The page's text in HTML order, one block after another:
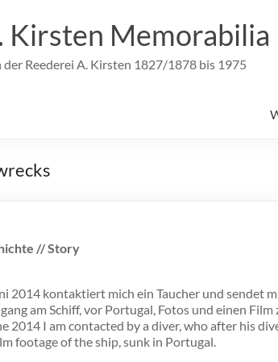
Kirsten Memorabilia
der Reederei A. Kirsten 1827/1878 bis 1975
// Story
2014 kontaktiert mich ein Taucher und sendet
am Schiff, vor Portugal, Fotos und einen Film
2014 I am contacted by a diver, who after his
footage of the ship, sunk in Portugal.